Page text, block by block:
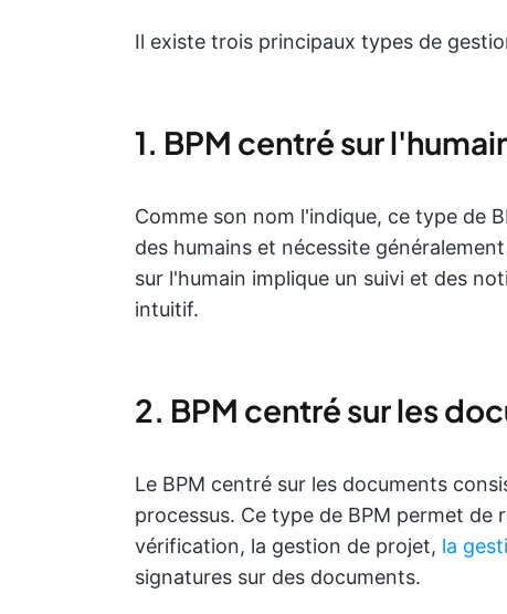
Il existe trois principaux types de
1. BPM centré sur
Comme son nom l'indique, ce type de
des humains et nécessite
sur l'humain implique un suivi et des
intuitif.
2. BPM centré sur les
Le BPM centré sur les documents
processus. Ce type de BPM permet de
vérification, la gestion de projet, la
signatures sur des documents.